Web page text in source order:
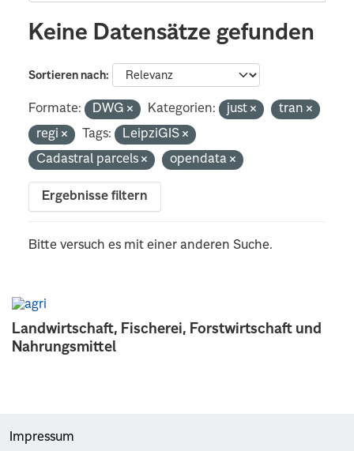
Landwirtschaft, Fischerei, Forstwirtschaft und
Nahrungsmittel
Keine Datensätze gefunden
Sortieren nach
Formate: DWG Kategorien: just
tran
regi
Tags:
LeipziGIS
Cadastral parcels
opendata
Ergebnisse filtern
Bitte versuch es mit einer anderen Suche.
Impressum